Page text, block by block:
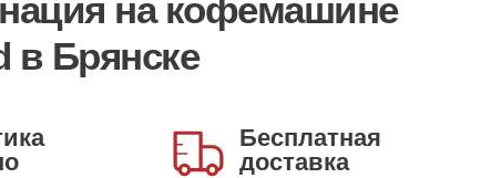
на кофемашине
в Брянске
Бесплатная
доставка